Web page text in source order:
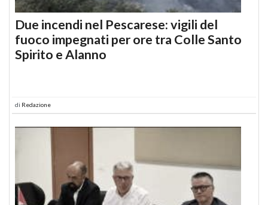
Due incendi nel Pescarese: vigili del
fuoco impegnati per ore tra Colle Santo
Spirito e Alanno
di Redazione